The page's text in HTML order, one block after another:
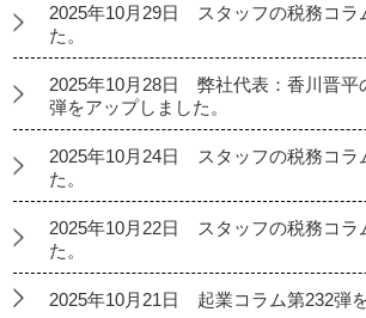
2025年10月29日 スタッフの税務コラ
た。
2025年10月28日 弊社代表：香川晋平
弾をアップしました。
2025年10月24日 スタッフの税務コラ
た。
2025年10月22日 スタッフの税務コラ
た。
2025年10月21日 起業コラム第232弾